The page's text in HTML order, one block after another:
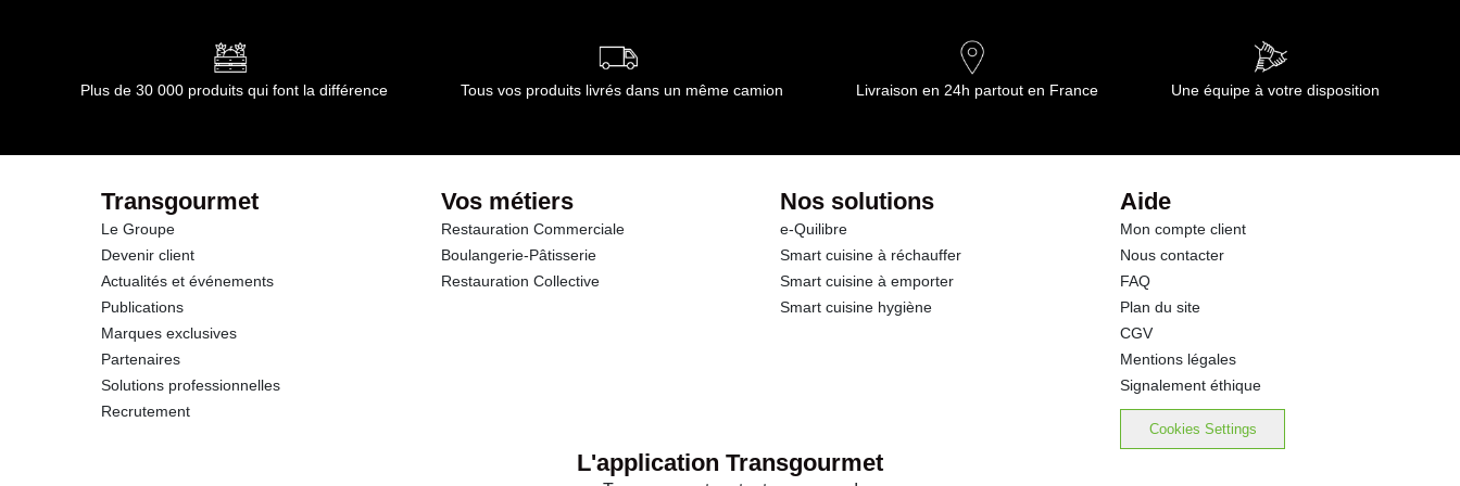
Plus de 30 000 produits qui font la différence Tous vos produits livrés dans un même camion Livraison en 24h partout en France Une équipe à votre disposition
Transgourmet
Le Groupe
Devenir client
Actualités et événements
Publications
Marques exclusives
Partenaires
Solutions professionnelles
Recrutement
Vos métiers
Restauration Commerciale
Boulangerie-Pâtisserie
Restauration Collective
Nos solutions
e-Quilibre
Smart cuisine à réchauffer
Smart cuisine à emporter
Smart cuisine hygiène
Aide
Mon compte client
Nous contacter
FAQ
Plan du site
CGV
Mentions légales
Signalement éthique
Cookies Settings
L'application Transgourmet